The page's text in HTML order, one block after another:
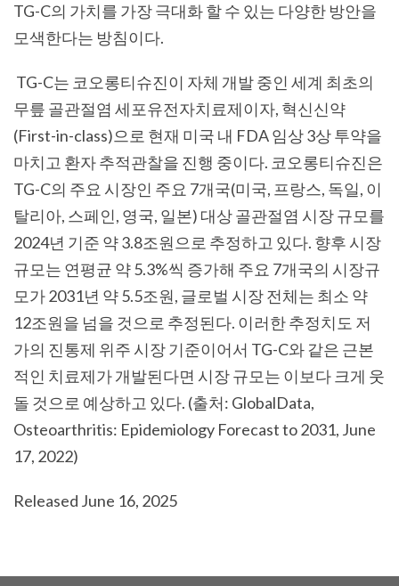
TG-C의 가치를 가장 극대화 할 수 있는 다양한 방안을
모색한다는 방침이다.
TG-C는 코오롱티슈진이 자체 개발 중인 세계 최초의
무릎 골관절염 세포유전자치료제이자, 혁신신약
(First-in-class)으로 현재 미국 내 FDA임상3상 투약을
마치고 환자 추적관찰을 진행 중이다. 코오롱티슈진은
TG-C의 주요 시장인 주요 7개국(미국, 프랑스, 독일, 이
탈리아, 스페인, 영국, 일본) 대상 골관절염 시장 규모를
2024년 기준 약3.8조원으로 추정하고 있다. 향후 시장
규모는 연평균 약5.3%씩 증가해 주요 7개국의 시장규
모가2031년 약5.5조원, 글로벌 시장 전체는 최소 약
12조원을 넘을 것으로 추정된다. 이러한 추정치도 저
가의 진통제 위주 시장 기준이어서 TG-C와 같은 근본
적인 치료제가 개발된다면 시장 규모는 이보다 크게 웃
돌 것으로 예상하고 있다. (출처: GlobalData,
Osteoarthritis: Epidemiology Forecast to 2031, June
17, 2022)
Released June 16, 2025